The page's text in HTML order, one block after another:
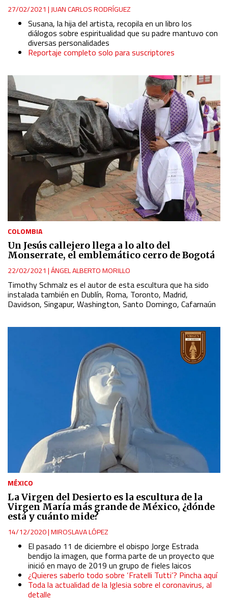
27/02/2021 | JUAN CARLOS RODRÍGUEZ
Susana, la hija del artista, recopila en un libro los
diálogos sobre espiritualidad que su padre mantuvo con
diversas personalidades
Reportaje completo solo para suscriptores
COLOMBIA
Un Jesús callejero llega a lo alto del
Monserrate, el emblemático cerro de Bogotá
22/02/2021 |ÁNGEL ALBERTO MORILLO
Timothy Schmalz es el autor de esta escultura que ha sido
instalada también en Dublín, Roma, Toronto, Madrid,
Davidson, Singapur, Washington, Santo Domingo, Cafarnaún
MÉXICO
La Virgen del Desierto es la escultura de la
Virgen María más grande de México, ¿dónde
está y cuánto mide?
14/12/2020|MIROSLAVA LÓPEZ
El pasado 11 de diciembre el obispo Jorge Estrada
bendijo la imagen, que forma parte de un proyecto que
inició en mayo de 2019 un grupo de fieles laicos
¿Quieres saberlo todo sobre ‘Fratelli Tutti’? Pincha aquí
Toda la actualidad de la Iglesia sobre el coronavirus, al
detalle